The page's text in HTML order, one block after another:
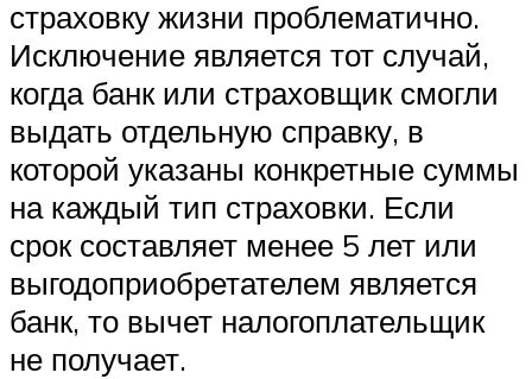
страховку жизни проблематично.
Исключение является тот случай,
когда банк или страховщик смогли
выдать отдельную справку, в
которой указаны конкретные суммы
на каждый тип страховки. Если
срок составляет менее 5 лет или
выгодоприобретателем является
банк, то вычет налогоплательщик
не получает.